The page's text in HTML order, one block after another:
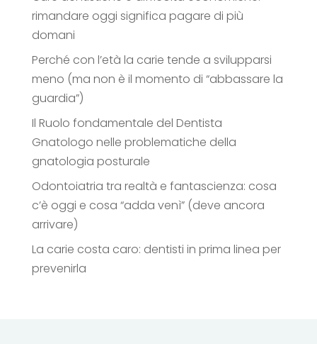
rimandare oggi significa pagare di più
domani
Perché con l’età la carie tende a svilupparsi
meno (ma non è il momento di “abbassare la
guardia”)
Il Ruolo fondamentale del Dentista
Gnatologo nelle problematiche della
gnatologia posturale
Odontoiatria tra realtà e fantascienza: cosa
c’è oggi e cosa “adda venì” (deve ancora
arrivare)
La carie costa caro: dentisti in prima linea per
prevenirla